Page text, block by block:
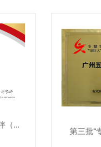
2026华为鲲鹏整机硬件伙伴（认证级）
第三批“